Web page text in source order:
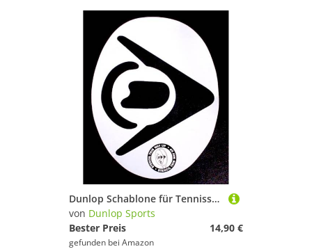
Dunlop Schablone für Tennisschläger
von Dunlop Sports
Bester Preis
14,90 €
gefunden bei Amazon